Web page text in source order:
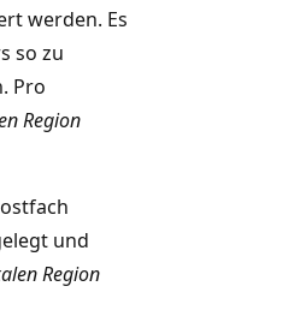
werden. Es
so zu
Pro
Region
und
Region